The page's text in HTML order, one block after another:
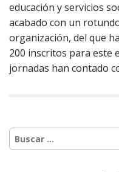
educación y servicios
acabado con un
organización, del que
200 inscritos para este
jornadas han contado